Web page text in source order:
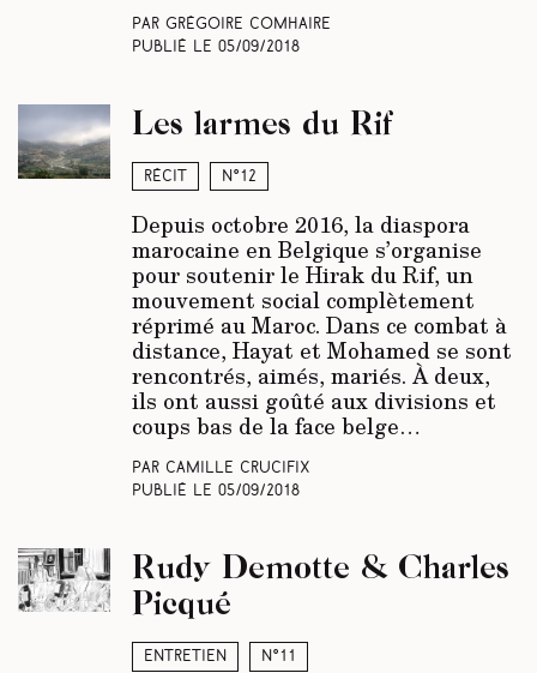
Par Grégoire Comhaire
Publié le 05/09/2018
Récit N°12
Les larmes du Rif
Depuis octobre 2016, la diaspora
marocaine en Belgique s’organise
pour soutenir le Hirak du Rif, un
mouvement social complètement
réprimé au Maroc. Dans ce combat à
distance, Hayat et Mohamed se sont
rencontrés, aimés, mariés. À deux,
ils ont aussi goûté aux divisions et
coups bas de la face belge…
Par Camille Crucifix
Publié le 05/09/2018
Entretien N°11
Rudy Demotte & Charles
Picqué